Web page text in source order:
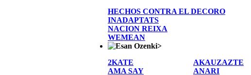
HECHOS CONTRA EL DECORO
INADAPTATS
NACION REIXA
WEMEAN
>
2KATE
AKAUZAZTE
AMA SAY
ANARI